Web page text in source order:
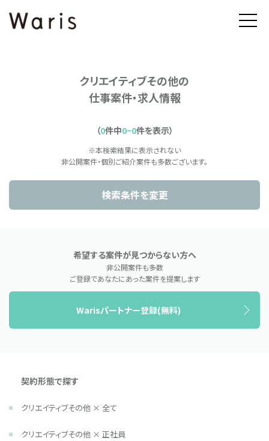
クリエイティブその他の
仕事案件・求人情報
（0件中0~0件を表示）
※本検索結果に表示されない
非公開案件・個別ご紹介案件も多数ございます。
検索条件を変更
希望する案件が見つからない方へ
非公開案件も多数
ご登録であなたにあった案件を提案します
Warisパートナー登録(無料)
契約形態で探す
クリエイティブその他 × 全て
クリエイティブその他 × 正社員